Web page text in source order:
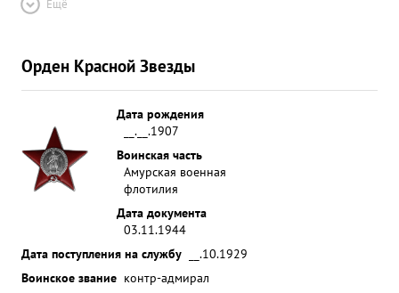
Ещё
Орден Красной Звезды
Дата рождения
__.__.1907
Воинская часть
Амурская военная
флотилия
Дата документа
03.11.1944
Дата поступления на службу
__.10.1929
Воинское звание контр-адмирал